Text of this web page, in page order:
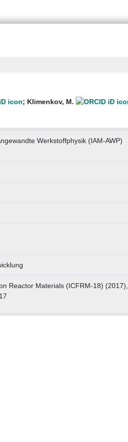
; Klimenkov, M.
Werkstoffphysik (IAM-AWP)
Reactor Materials (ICFRM-18) (2017),